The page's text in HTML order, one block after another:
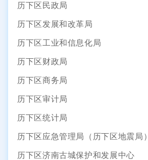
历下区民政局
历下区发展和改革局
历下区工业和信息化局
历下区财政局
历下区商务局
历下区审计局
历下区统计局
历下区应急管理局（历下区地震局）
历下区济南古城保护和发展中心